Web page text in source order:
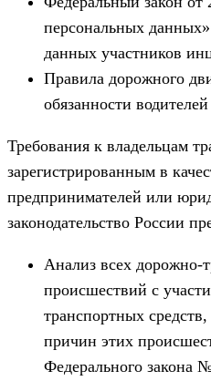
персональных
данных участников
Правила дорожного
обязанности
Требования к владельцам
зарегистрированным в
предпринимателей или
законодательство России
Анализ всех дорожно-
происшествий с
транспортных
причин этих
Федерального закона